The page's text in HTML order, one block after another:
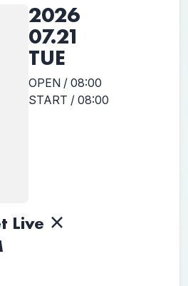
2026
07.21
TUE
OPEN / 08:00
START / 08:00
Live ×